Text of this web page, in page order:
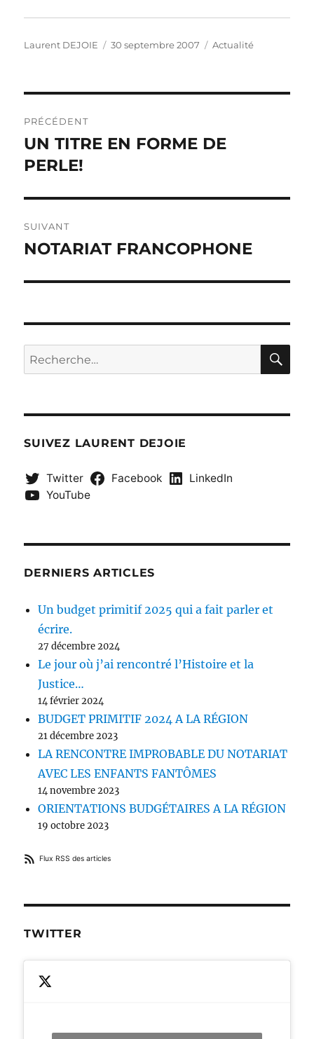
Auteur
Laurent DEJOIE
Publié
30 septembre 2007 Catégories
Actualité
de
l’article
PRÉCÉDENT
Publication
précédente :
UN TITRE EN FORME DE
PERLE!
SUIVANT
Publication
NOTARIAT FRANCOPHONE
Recherche
pour :
SUIVEZ LAURENT DEJOIE
Twitter Facebook
LinkedIn
YouTube
DERNIERS ARTICLES
Un budget primitif 2025 qui a fait parler et
écrire.
27 décembre 2024
Le jour où j’ai rencontré l’Histoire et la
Justice…
14 février 2024
BUDGET PRIMITIF 2024 A LA RÉGION
21 décembre 2023
LA RENCONTRE IMPROBABLE DU NOTARIAT
AVEC LES ENFANTS FANTÔMES
14 novembre 2023
ORIENTATIONS BUDGÉTAIRES A LA RÉGION
19 octobre 2023
Flux RSS des articles
TWITTER